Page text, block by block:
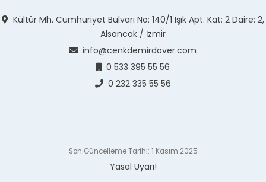
Kültür Mh. Cumhuriyet Bulvarı No: 140/1 Işık Apt. Kat: 2 Daire: 2,
Alsancak / İzmir
info@cenkdemirdover.com
0 533 395 55 56
0 232 335 55 56
Son Güncelleme Tarihi: 1 Kasım 2025
Yasal Uyarı!